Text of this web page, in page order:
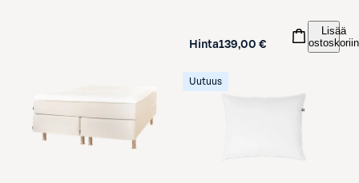
Hinta139,00 €
Lisää
ostoskoriin
Uutuus